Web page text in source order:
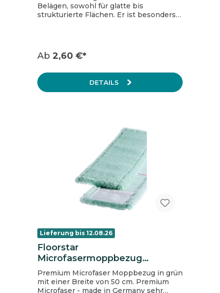
Belägen, sowohl für glatte bis
strukturierte Flächen. Er ist besonders
Einrichtungen. Schmutz- und
Wasseraufnahme staubbindendes
Reinigungsleistung waschbar bis 60°C,
kein Weichspüler und Bleichmittel
verwenden Größe: 40 cm Farbe: weiß
Ab 2,60 €*
DETAILS
Lieferung bis 12.08.26
Floorstar
Microfasermoppbezug
Thenufil multi, 40 cm
Premium Microfaser Moppbezug in grün
mit einer Breite von 50 cm. Premium
Microfaser - made in Germany sehr